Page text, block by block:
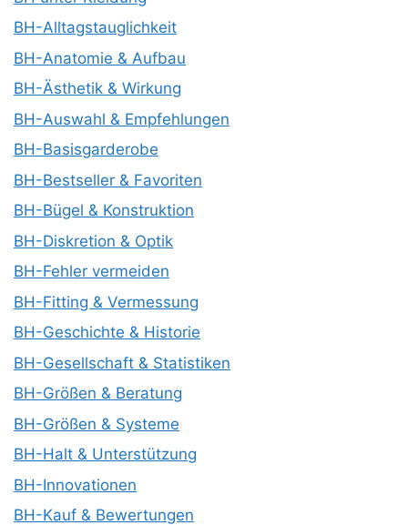
BH-Alltagstauglichkeit
BH-Anatomie & Aufbau
BH-Ästhetik & Wirkung
BH-Auswahl & Empfehlungen
BH-Basisgarderobe
BH-Bestseller & Favoriten
BH-Bügel & Konstruktion
BH-Diskretion & Optik
BH-Fehler vermeiden
BH-Fitting & Vermessung
BH-Geschichte & Historie
BH-Gesellschaft & Statistiken
BH-Größen & Beratung
BH-Größen & Systeme
BH-Halt & Unterstützung
BH-Innovationen
BH-Kauf & Bewertungen